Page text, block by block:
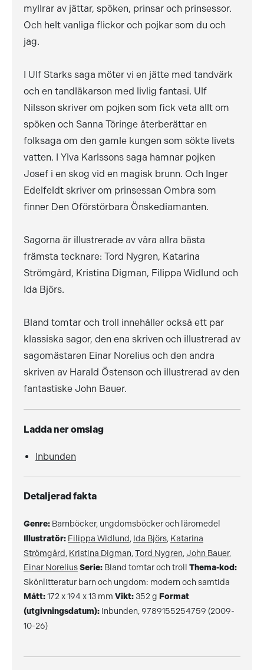
myllrar av jättar, spöken, prinsar och prinsessor.
Och helt vanliga flickor och pojkar som du och
jag.
I Ulf Starks saga möter vi en jätte med tandvärk
och en tandläkarson med livlig fantasi. Ulf
Nilsson skriver om pojken som fick veta allt om
spöken och Sanna Töringe återberättar en
folksaga om den gamle kungen som sökte livets
vatten. I Ylva Karlssons saga hamnar pojken
Josef i en skog vid en magisk brunn. Och Inger
Edelfeldt skriver om prinsessan Ombra som
finner Den Oförstörbara Önskediamanten.
Sagorna är illustrerade av våra allra bästa
främsta tecknare: Tord Nygren, Katarina
Strömgård, Kristina Digman, Filippa Widlund och
Ida Björs.
Bland tomtar och troll innehåller också ett par
klassiska sagor, den ena skriven och illustrerad av
sagomästaren Einar Norelius och den andra
skriven av Harald Östenson och illustrerad av den
fantastiske John Bauer.
Ladda ner omslag
Inbunden
Detaljerad fakta
Genre: Barnböcker, ungdomsböcker och läromedel
Illustratör: Filippa Widlund, Ida Björs, Katarina
Strömgård, Kristina Digman, Tord Nygren, John Bauer,
Einar NoreliusSerie: Bland tomtar och troll Thema-kod:
Skönlitteratur barn och ungdom: modern och samtida
Mått:172 x 194 x 13 mm Vikt: 352 g Format
(utgivningsdatum): Inbunden, 9789155254759 (2009-
10-26)